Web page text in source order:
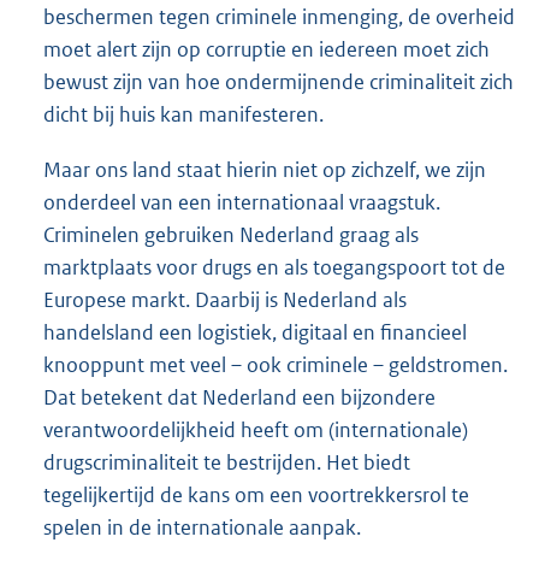
beschermen tegen criminele inmenging, de overheid
moet alert zijn op corruptie en iedereen moet zich
bewust zijn van hoe ondermijnende criminaliteit zich
dicht bij huis kan manifesteren.
Maar ons land staat hierin niet op zichzelf, we zijn
onderdeel van een internationaal vraagstuk.
Criminelen gebruiken Nederland graag als
marktplaats voor drugs en als toegangspoort tot de
Europese markt. Daarbij is Nederland als
handelsland een logistiek, digitaal en financieel
knooppunt met veel – ook criminele – geldstromen.
Dat betekent dat Nederland een bijzondere
verantwoordelijkheid heeft om (internationale)
drugscriminaliteit te bestrijden. Het biedt
tegelijkertijd de kans om een voortrekkersrol te
spelen in de internationale aanpak.